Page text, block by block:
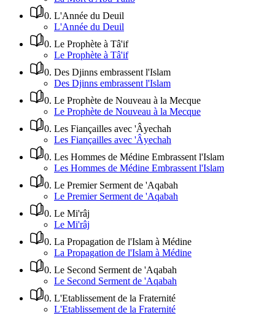
0. L'Année du Deuil
L'Année du Deuil
0. Le Prophète à Tâ'if
Le Prophète à Tâ'if
0. Des Djinns embrassent l'Islam
Des Djinns embrassent l'Islam
0. Le Prophète de Nouveau à la Mecque
Le Prophète de Nouveau à la Mecque
0. Les Fiançailles avec 'Âyechah
Les Fiançailles avec 'Âyechah
0. Les Hommes de Médine Embrassent l'Islam
Les Hommes de Médine Embrassent l'Islam
0. Le Premier Serment de 'Aqabah
Le Premier Serment de 'Aqabah
0. Le Mi'râj
Le Mi'râj
0. La Propagation de l'Islam à Médine
La Propagation de l'Islam à Médine
0. Le Second Serment de 'Aqabah
Le Second Serment de 'Aqabah
0. L'Etablissement de la Fraternité
L'Etablissement de la Fraternité